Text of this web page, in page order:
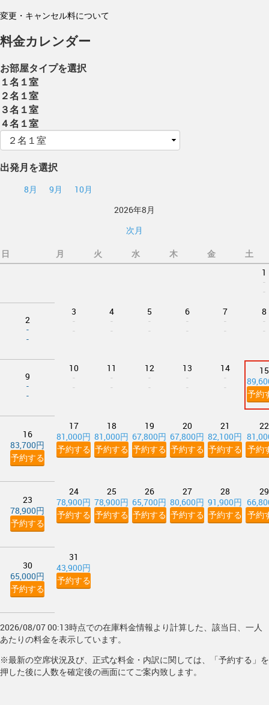
変更・キャンセル料について
料金カレンダー
お部屋タイプを選択
１名１室
２名１室
３名１室
４名１室
出発月を選択
8月 9月
10月
2026年8月
次月
日 月 火 水 木 金
土
1
-
-
2
-
-
3
-
-
4
-
-
5
-
-
6
-
-
7
-
-
8
-
-
9
-
-
10
-
-
11
-
-
12
-
-
13
-
-
14
-
-
15
予約
16
83,700円
予約する
17
81,000円
予約する
18
81,000円
予約する
19
67,800円
予約する
20
67,800円
予約する
21
82,100円
予約する
22
予約
23
78,900円
予約する
24
78,900円
予約する
25
78,900円
予約する
26
65,700円
予約する
27
80,600円
予約する
28
91,900円
予約する
29
予約
30
65,000円
予約する
31
43,900円
予約する
2026/08/07 00:13時点での在庫料金情報より計算した、該当日、一人
あたりの料金を表示しています。
※最新の空席状況及び、正式な料金・内訳に関しては、「予約する」を
押した後に人数を確定後の画面にてご案内致します。